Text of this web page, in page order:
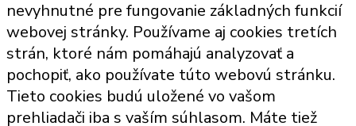
nevyhnutné pre fungovanie základných funkcií
webovej stránky. Používame aj cookies tretích
strán, ktoré nám pomáhajú analyzovať a
pochopiť, ako používate túto webovú stránku.
Tieto cookies budú uložené vo vašom
prehliadači iba s vaším súhlasom. Máte tiež